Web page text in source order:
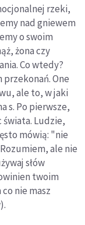
rzeki,
nad gniewem
o swoim
żona czy
Co wtedy?
przekonań. One
ale to, w jaki
s. Po pierwsze,
Ludzie,
mówią: "nie
ale nie
słów
twoim
nie masz